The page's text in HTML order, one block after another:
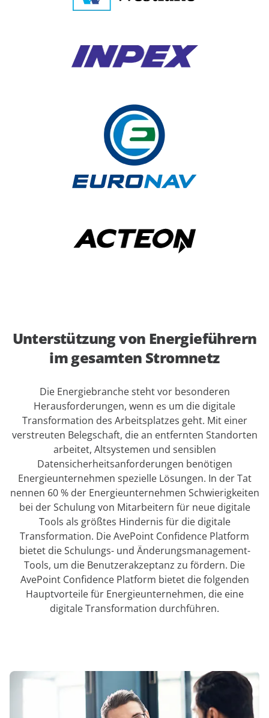
Unterstützung von Energieführern
im gesamten Stromnetz
Die Energiebranche steht vor besonderen
Herausforderungen, wenn es um die digitale
Transformation des Arbeitsplatzes geht. Mit einer
verstreuten Belegschaft, die an entfernten Standorten
arbeitet, Altsystemen und sensiblen
Datensicherheitsanforderungen benötigen
Energieunternehmen spezielle Lösungen. In der Tat
nennen 60 % der Energieunternehmen Schwierigkeiten
bei der Schulung von Mitarbeitern für neue digitale
Tools als größtes Hindernis für die digitale
Transformation. Die AvePoint Confidence Platform
bietet die Schulungs- und Änderungsmanagement-
Tools, um die Benutzerakzeptanz zu fördern. Die
AvePoint Confidence Platform bietet die folgenden
Hauptvorteile für Energieunternehmen, die eine
digitale Transformation durchführen.